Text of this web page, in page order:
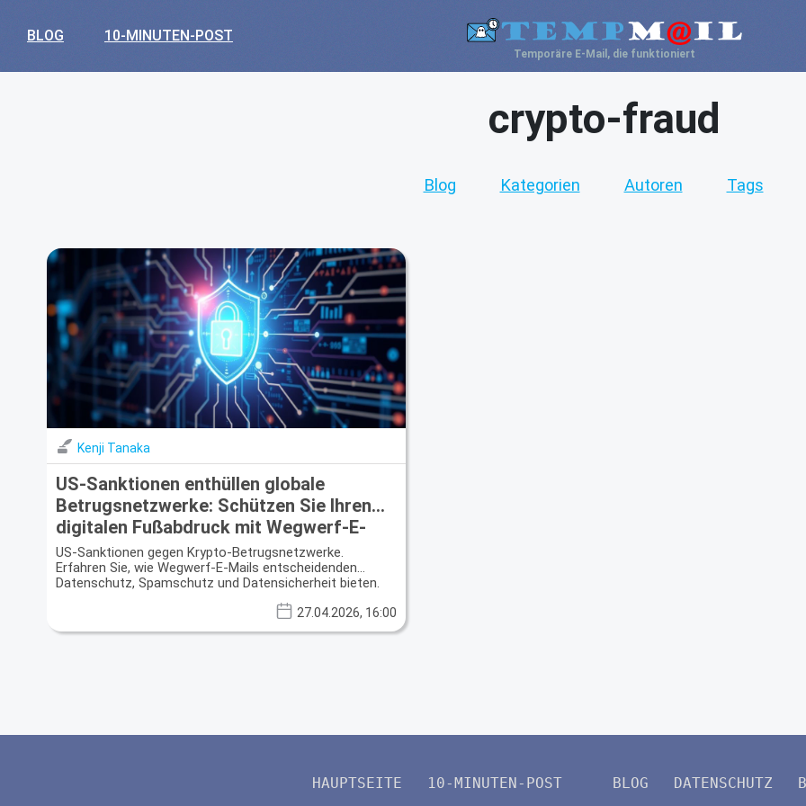
BLOG 10-MINUTEN-POST
Temporäre E-Mail, die funktioniert
crypto-fraud
Blog Kategorien Autoren Tags
Kenji Tanaka
US-Sanktionen enthüllen globale
Betrugsnetzwerke: Schützen Sie Ihren
digitalen Fußabdruck mit Wegwerf-E-
Mail
US-Sanktionen gegen Krypto-Betrugsnetzwerke.
Erfahren Sie, wie Wegwerf-E-Mails entscheidenden
Datenschutz, Spamschutz und Datensicherheit bieten.
27.04.2026, 16:00
HAUPTSEITE 10-MINUTEN-POST BLOG DATENSCHUTZ